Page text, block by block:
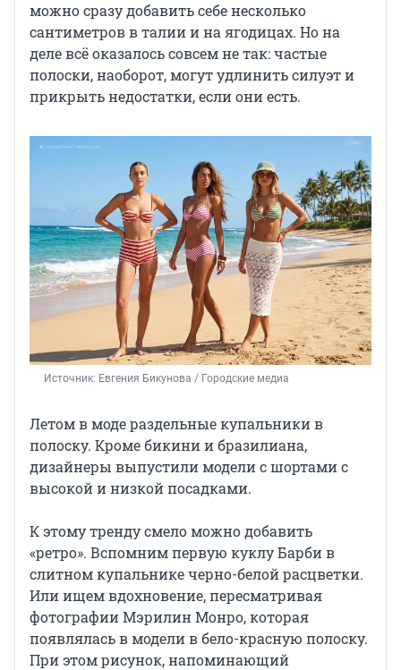
можно сразу добавить себе несколько
сантиметров в талии и на ягодицах. Но на
деле всё оказалось совсем не так: частые
полоски, наоборот, могут удлинить силуэт и
прикрыть недостатки, если они есть.
Источник: Евгения Бикунова / Городские медиа
Летом в моде раздельные купальники в
полоску. Кроме бикини и бразилиана,
дизайнеры выпустили модели с шортами с
высокой и низкой посадками.
К этому тренду смело можно добавить
«ретро». Вспомним первую куклу Барби в
слитном купальнике черно-белой расцветки.
Или ищем вдохновение, пересматривая
фотографии Мэрилин Монро, которая
появлялась в модели в бело-красную полоску.
При этом рисунок, напоминающий